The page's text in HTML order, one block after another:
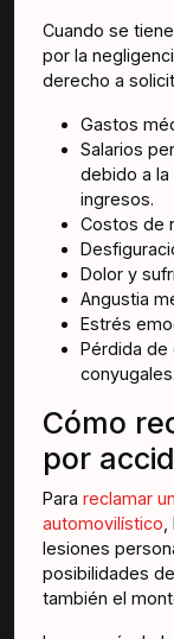
Cuando se
por la
derecho a
Gastos
Salarios
debido a la
ingresos.
Costos de
Dolor y
Angustia
Estrés
Pérdida
conyugales.
Cómo
por
Para reclamar
automovilístico
lesiones
posibilidades
también el